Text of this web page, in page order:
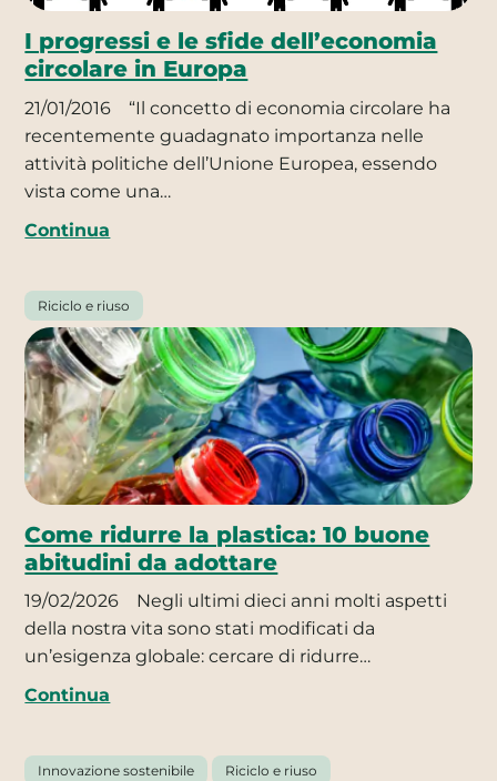
I progressi e le sfide dell’economia
circolare in Europa
21/01/2016
“Il concetto di economia circolare ha
recentemente guadagnato importanza nelle
attività politiche dell’Unione Europea, essendo
vista come una…
Continua
Riciclo e riuso
Come ridurre la plastica: 10 buone
abitudini da adottare
19/02/2026
Negli ultimi dieci anni molti aspetti
della nostra vita sono stati modificati da
un’esigenza globale: cercare di ridurre…
Continua
Innovazione sostenibile Riciclo e riuso